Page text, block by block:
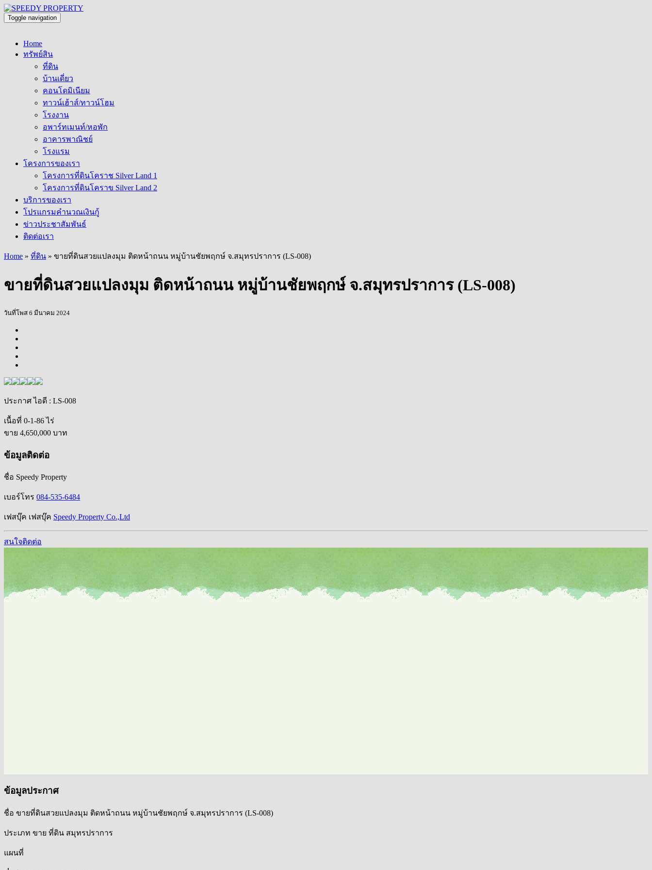
Toggle navigation
Home
ทรัพย์สิน
ที่ดิน
บ้านเดี่ยว
คอนโดมิเนียม
ทาวน์เฮ้าส์/ทาวน์โฮม
โรงงาน
อพาร์ทเมนท์/หอพัก
อาคารพาณิชย์
โรงแรม
โครงการของเรา
โครงการที่ดินโคราช Silver Land 1
โครงการที่ดินโคราข Silver Land 2
บริการของเรา
โปรแกรมคำนวณเงินกู้
ข่าวประชาสัมพันธ์
ติดต่อเรา
Home » ที่ดิน » ขายที่ดินสวยแปลงมุม ติดหน้าถนน หมู่บ้านชัยพฤกษ์ จ.สมุทรปราการ (LS-008)
ขายที่ดินสวยแปลงมุม ติดหน้าถนน หมู่บ้านชัยพฤกษ์ จ.สมุทรปราการ (LS-008)
วันที่โพส 6 มีนาคม 2024
ประกาศ ไอดี : LS-008
เนื้อที่ 0-1-86 ไร่
ขาย 4,650,000 บาท
ข้อมูลติดต่อ
ชื่อ Speedy Property
เบอร์โทร 084-535-6484
เฟสบุ๊ค เฟสบุ๊ค Speedy Property Co.,Ltd
สนใจติดต่อ
ข้อมูลประกาศ
ชื่อ ขายที่ดินสวยแปลงมุม ติดหน้าถนน หมู่บ้านชัยพฤกษ์ จ.สมุทรปราการ (LS-008)
ประเภท ขาย ที่ดิน สมุทรปราการ
แผนที่